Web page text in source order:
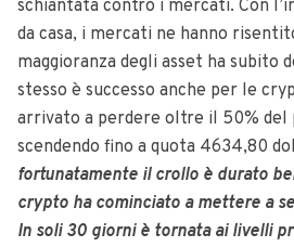
schiantata contro i mercati. Con
da casa, i mercati ne hanno
maggioranza degli asset ha subito
stesso è successo anche per le
arrivato a perdere oltre il 50% del
scendendo fino a quota 4634,80
fortunatamente il crollo è durato
crypto ha cominciato a mettere a
In soli 30 giorni è tornata ai livelli